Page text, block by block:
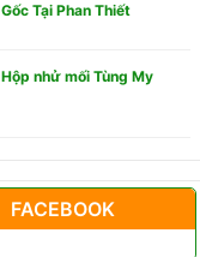
Gốc Tại Phan Thiết
Hộp nhử mối Tùng My
FACEBOOK